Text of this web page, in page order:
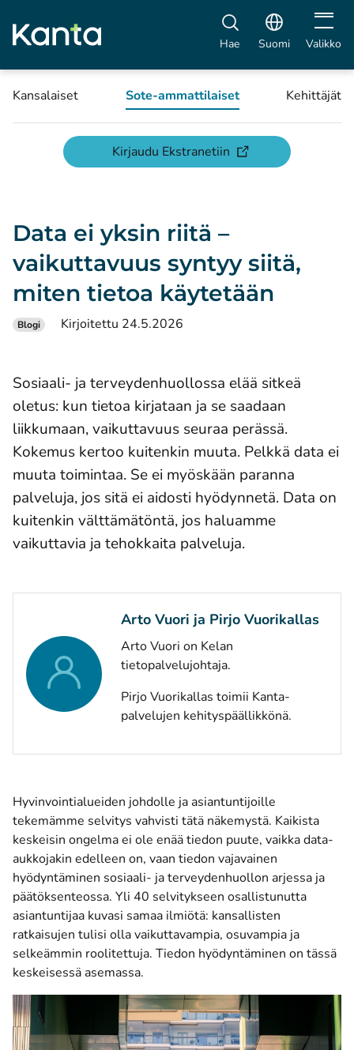
Hae Suomi Avaa
Valikko
Kansalaiset Sote-ammattilaiset Kehittäjät
Kirjaudu Ekstranetiin(avautuu uuteen
Data ei yksin riitä –
vaikuttavuus syntyy siitä,
miten tietoa käytetään
Blogi Kirjoitettu 24.5.2026
Sosiaali- ja terveydenhuollossa elää sitkeä
oletus: kun tietoa kirjataan ja se saadaan
liikkumaan, vaikuttavuus seuraa perässä.
Kokemus kertoo kuitenkin muuta. Pelkkä data ei
muuta toimintaa. Se ei myöskään paranna
palveluja, jos sitä ei aidosti hyödynnetä. Data on
kuitenkin välttämätöntä, jos haluamme
vaikuttavia ja tehokkaita palveluja.
Arto Vuori ja Pirjo Vuorikallas
Arto Vuori on Kelan
tietopalvelujohtaja.
Pirjo Vuorikallas toimii Kanta-
palvelujen kehityspäällikkönä.
Hyvinvointialueiden johdolle ja asiantuntijoille
tekemämme selvitys vahvisti tätä näkemystä. Kaikista
keskeisin ongelma ei ole enää tiedon puute, vaikka data-
aukkojakin edelleen on, vaan tiedon vajavainen
hyödyntäminen sosiaali- ja terveydenhuollon arjessa ja
päätöksenteossa. Yli 40 selvitykseen osallistunutta
asiantuntijaa kuvasi samaa ilmiötä: kansallisten
ratkaisujen tulisi olla vaikuttavampia, osuvampia ja
selkeämmin roolitettuja. Tiedon hyödyntäminen on tässä
keskeisessä asemassa.